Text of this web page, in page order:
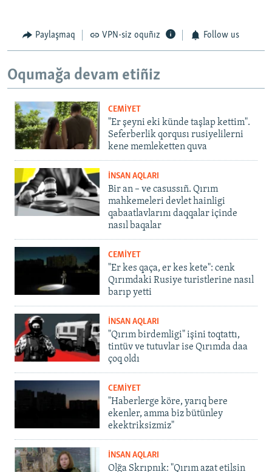
Paylaşmaq VPN-siz oquñız Follow us
Oqumağa devam etiñiz
CEMİYET
"Er şeyni eki künde taşlap kettim".
Seferberlik qorqusı rusiyelilerni
kene memleketten quva
İNSAN AQLARI
Bir an – ve casussıñ. Qırım
mahkemeleri devlet hainligi
qabaatlavlarını daqqalar içinde
nasıl baqalar
CEMİYET
"Er kes qaça, er kes kete": cenk
Qırımdaki Rusiye turistlerine nasıl
barıp yetti
İNSAN AQLARI
"Qırım birdemligi" işini toqtattı,
tintüv ve tutuvlar ise Qırımda daa
çoq oldı
CEMİYET
"Haberlerge köre, yarıq bere
ekenler, amma biz bütünley
ekektriksizmiz"
İNSAN AQLARI
Olğa Skrıpnık: "Qırım azat etilsin